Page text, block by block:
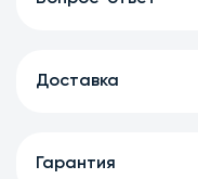
Доставка
Гарантия